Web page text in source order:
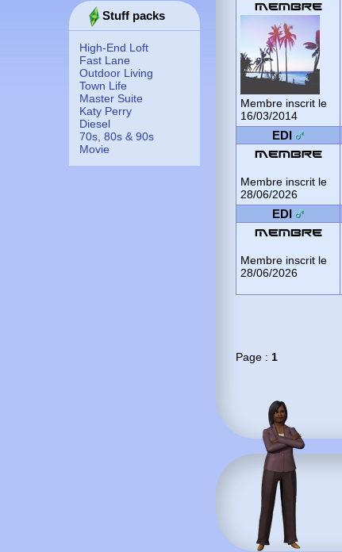
Stuff packs
High-End Loft
Fast Lane
Outdoor Living
Town Life
Master Suite
Katy Perry
Diesel
70s, 80s & 90s
Movie
Membre inscrit le
16/03/2014
EDI
Membre inscrit le
28/06/2026
EDI
Membre inscrit le
28/06/2026
Page : 1